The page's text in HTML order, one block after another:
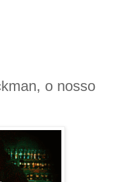
o nosso